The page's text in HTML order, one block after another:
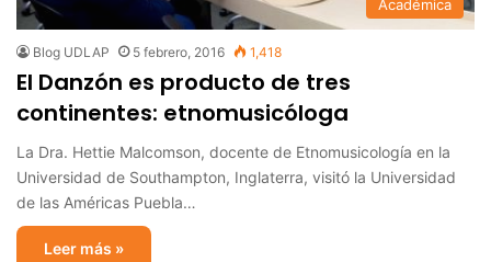
Académica
Blog UDLAP 5 febrero, 2016 1,418
El Danzón es producto de tres
continentes: etnomusicóloga
La Dra. Hettie Malcomson, docente de Etnomusicología en la
Universidad de Southampton, Inglaterra, visitó la Universidad
de las Américas Puebla…
Leer más »